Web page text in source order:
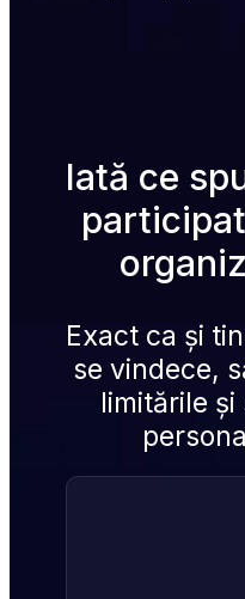
Iată ce
Exact ca și
se vindece,
limitările și